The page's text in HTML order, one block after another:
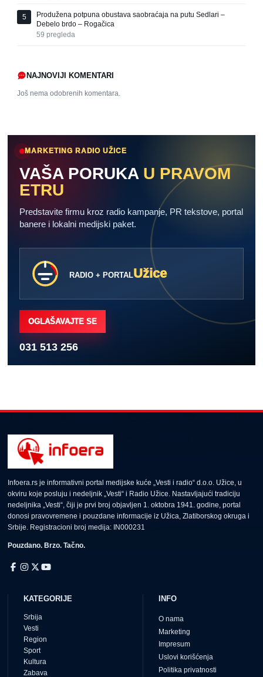
5
Produžena potpuna obustava saobraćaja na putu Sedlari –
Debelo brdo – Rogačica
59 pregleda
NAJNOVIJI KOMENTARI
Još nema odobrenih komentara.
MARKETING RADIO UŽICE
VAŠA PORUKA U PRAVOM
ETRU
Predstavite firmu kroz radio kampanje, PR tekstove, portal
banere i lokalni medijski paket.
RADIO + PORTALUžice
OGLAŠAVAJTE SE
031 513 256
Infoera.rs je informativni portal medijske kuće „Vesti i radio“ d.o.o. Užice, u
okviru koje posluju i nedeljnik „Vesti“ i Radio Užice. Nastavljajući tradiciju
nedeljnika „Vesti“, čiji je prvi broj objavljen 1. oktobra 1941. godine, portal
donosi pravovremene i pouzdane informacije iz Užica, Zlatiborskog okruga i
Srbije. Registracioni broj medija: IN000231
Pouzdano. Brzo. Tačno.
KATEGORIJE
Srbija
Vesti
Region
Sport
Kultura
Zabava
INFO
O nama
Marketing
Impresum
Uslovi korišćenja
Politika privatnosti